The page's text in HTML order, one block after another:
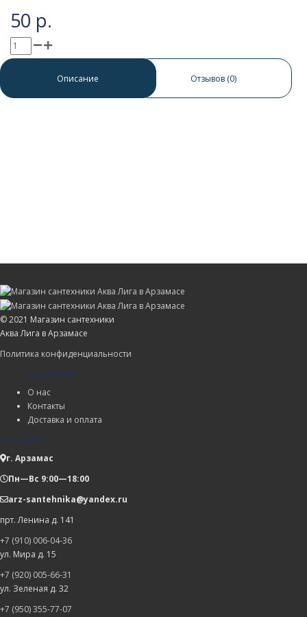
50 р.
Написать отзыв
Описание Отзывов (0)
© 2021 Магазин сантехники
Аква Лига в Арзамасе
Политика конфиденциальности
Компания
О нас
Контакты
Доставка и оплата
Магазин
г. Арзамас
Пн—Вс 9:00—18:00
arz-santehnika@yandex.ru
прт. Ленина д. 141
+7 (910) 006-04-36
ул. Мира д. 15
+7 (920) 005-66-31
ул. Зеленая д. 32
+7 (950) 355-77-07